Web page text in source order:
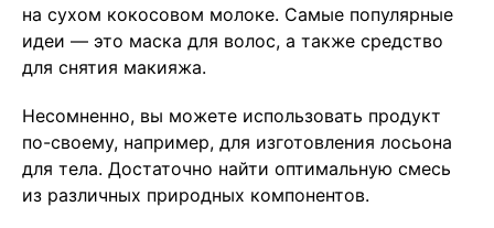
на сухом кокосовом молоке. Самые популярные
идеи — это маска для волос, а также средство
для снятия макияжа.
Несомненно, вы можете использовать продукт
по-своему, например, для изготовления лосьона
для тела. Достаточно найти оптимальную смесь
из различных природных компонентов.